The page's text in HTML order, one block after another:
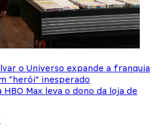
o Universo expande a franquia
“herói” inesperado
Max leva o dono da loja de